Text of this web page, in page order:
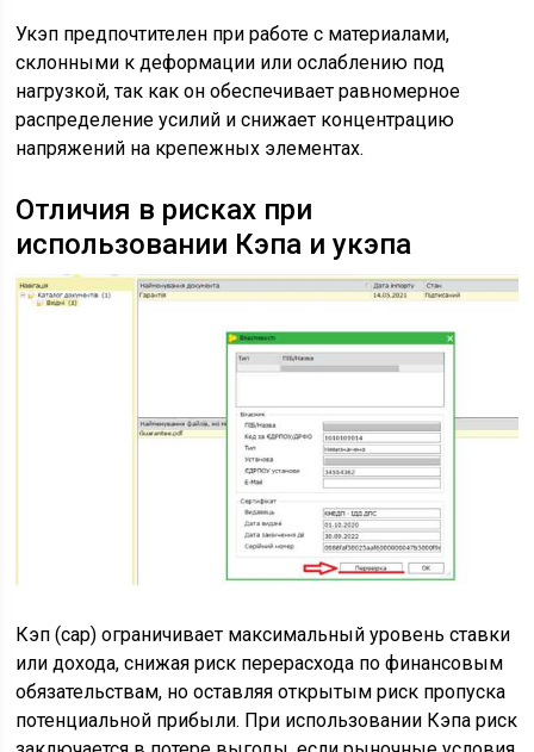
Укэп предпочтителен при работе с материалами,
склонными к деформации или ослаблению под
нагрузкой, так как он обеспечивает равномерное
распределение усилий и снижает концентрацию
напряжений на крепежных элементах.
Отличия в рисках при
использовании Кэпа и укэпа
Кэп (cap) ограничивает максимальный уровень ставки
или дохода, снижая риск перерасхода по финансовым
обязательствам, но оставляя открытым риск пропуска
потенциальной прибыли. При использовании Кэпа риск